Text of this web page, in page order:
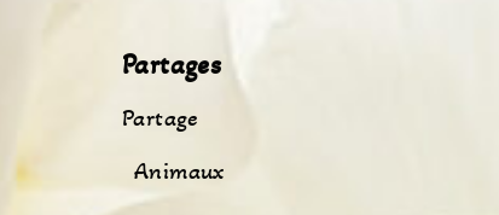
Partages
Partage
Animaux